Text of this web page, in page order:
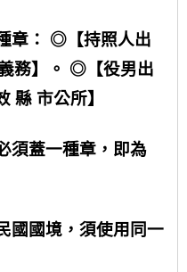
章： ◎【持照人出
務】。 ◎【役男出
縣 市公所】
須蓋一種章，即為
國國境，須使用同一